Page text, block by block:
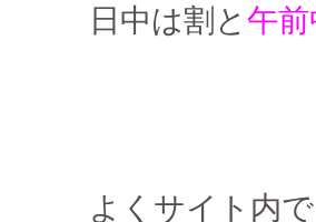
日中は割と午
よくサイト内